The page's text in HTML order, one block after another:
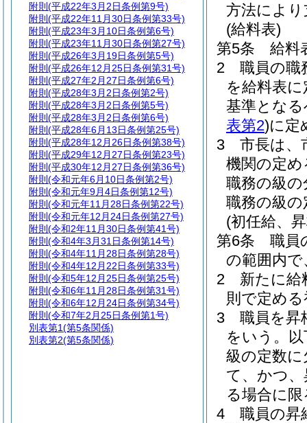
方法によ
(給料表)
第5条
給料
2
職員の職
を給料表
基準とな
表第2)に定
3
市長は、
機関の定
職務の級
職務の級
(初任給、
第6条
職員
の範囲内
2
新たに給
則で定め
3
職員を昇
をいう。
級の定数
て、かつ
る場合に
4
職員の昇
附則 (平成22年3月2日条例第9号)
附則 (平成22年11月30日条例第33号)
附則 (平成23年3月10日条例第6号)
附則 (平成23年11月30日条例第27号)
附則 (平成26年3月19日条例第5号)
附則 (平成26年12月25日条例第31号)
附則 (平成27年2月27日条例第6号)
附則 (平成28年3月2日条例第2号)
附則 (平成28年3月2日条例第5号)
附則 (平成28年3月2日条例第6号)
附則 (平成28年6月13日条例第25号)
附則 (平成28年12月26日条例第38号)
附則 (平成29年12月27日条例第23号)
附則 (平成30年12月27日条例第36号)
附則 (令和元年6月10日条例第2号)
附則 (令和元年9月4日条例第12号)
附則 (令和元年11月28日条例第22号)
附則 (令和元年12月24日条例第27号)
附則 (令和2年11月30日条例第41号)
附則 (令和4年3月31日条例第14号)
附則 (令和4年11月28日条例第28号)
附則 (令和4年12月22日条例第33号)
附則 (令和5年12月25日条例第25号)
附則 (令和6年11月28日条例第31号)
附則 (令和6年12月24日条例第34号)
附則 (令和7年2月25日条例第1号)
別表第1(第5条関係)
別表第2(第5条関係)